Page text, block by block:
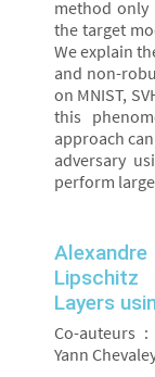
method only
the target
We explain
and non-
on MNIST,
this
approach
adversary
perform
Lipschitz
Layers
Co-auteurs :
Yann